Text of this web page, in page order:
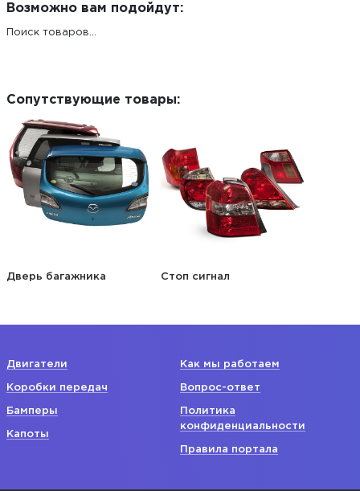
Возможно вам подойдут:
Поиск товаров...
Сопутствующие товары:
Дверь багажника Стоп сигнал
Двигатели
Коробки передач
Бамперы
Капоты
Как мы работаем
Вопрос-ответ
Политика
конфиденциальности
Правила портала